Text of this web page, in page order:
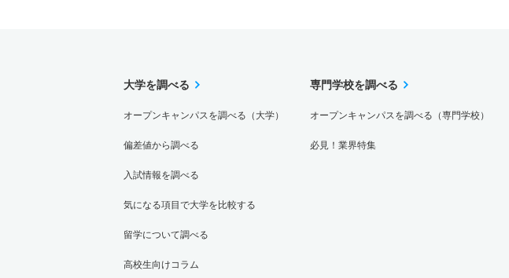
大学を調べる
オープンキャンパスを調べる（大学）
偏差値から調べる
入試情報を調べる
気になる項目で大学を比較する
留学について調べる
高校生向けコラム
専門学校を調べる
オープンキャンパスを調べる（専門学校）
必見！業界特集